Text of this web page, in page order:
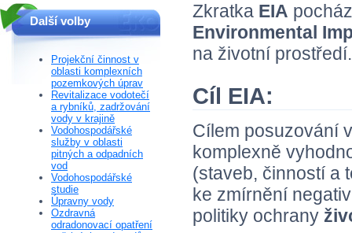
Zkratka EIA
Environmental
na životní prostředí.
Cíl EIA:
Cílem posuzování
komplexně
(staveb, činností a
ke zmírnění
politiky ochrany
Další volby
Projekční činnost v
oblasti komplexních
pozemkových úprav
Revitalizace vodotečí
a rybníků, zadržování
vody v krajině
Vodohospodářské
služby v oblasti
pitných a odpadních
vod
Vodohospodářské
studie
Úpravny vody
Ozdravná
odradonovací opatření